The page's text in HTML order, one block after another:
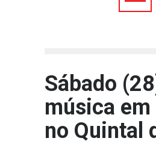
Sábado
música em
no Quintal